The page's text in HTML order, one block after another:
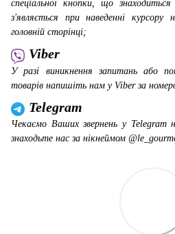
спеціальної кнопки, що
з'являється при наведенні
головній сторінці;
Viber
У разі виникнення запитань або
товарів напишіть нам у Viber за
Telegram
Чекаємо Ваших звернень у Telegram
знаходьте нас за нікнеймом